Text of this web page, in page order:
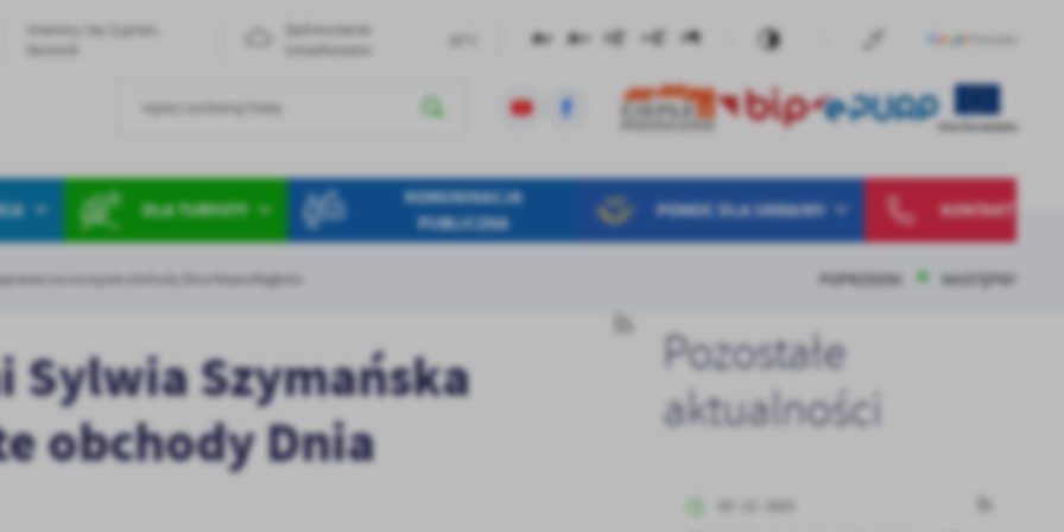
DLA TURYSTY
KOMUNIKACJA
PUBLICZNA
POMOC DLA UKRAINY KONTAKT
na uroczyste obchody Dnia Niepodległości POPRZEDNI NASTĘPNY
Szymańska
obchody Dnia
Pozostałe
aktualności